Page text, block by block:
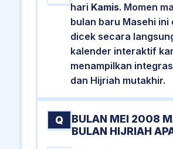
hari Kamis. Momen
bulan baru Masehi ini
dicek secara
kalender interaktif
menampilkan
dan Hijriah mutakhir.
Q
BULAN MEI 2008
BULAN HIJRIAH